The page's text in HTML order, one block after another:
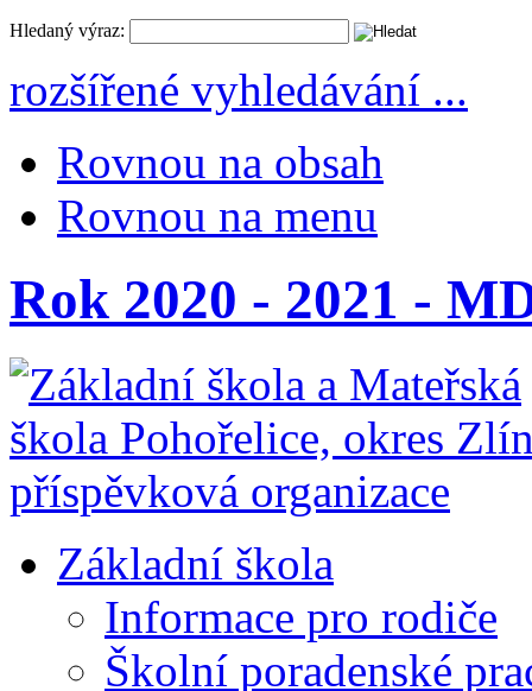
Hledaný výraz:
rozšířené vyhledávání ...
Rovnou na obsah
Rovnou na menu
Rok 2020 - 2021 -
Základní škola
Informace pro rodiče
Školní poradenské